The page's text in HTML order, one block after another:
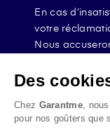
En cas
votre
Nous
état de cause,
au maximum
Si le
l’avis du
Des
Chez Garantme,
pour nos goûters que